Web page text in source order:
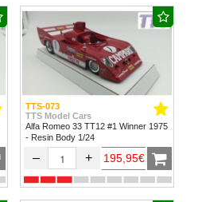
TTS-073
TTS Model Cars
Alfa Romeo 33 TT12 #1 Winner 1975
- Resin Body 1/24
– + 195,95€